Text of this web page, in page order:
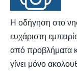
Η οδήγηση στο
ευχάριστη
από προβλήματα
γίνει μόνο